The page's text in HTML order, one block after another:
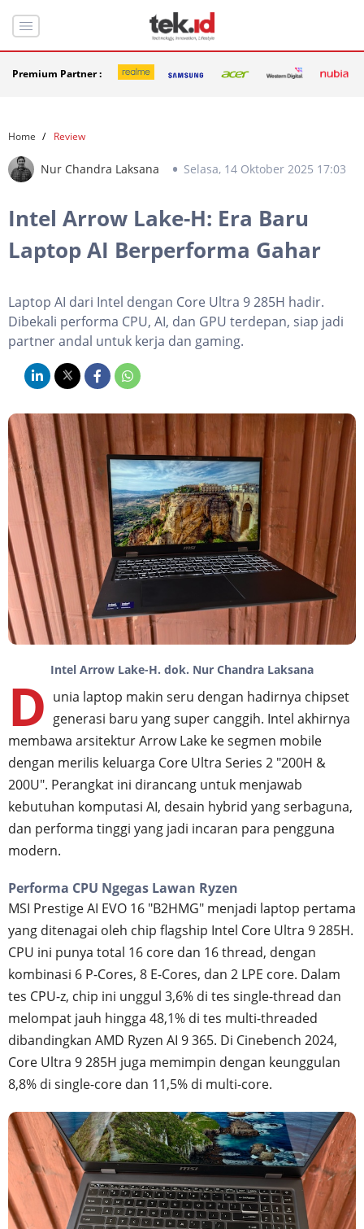
Premium Partner :
Home Review
Nur Chandra Laksana Selasa, 14 Oktober 2025 17:03
Intel Arrow Lake-H: Era Baru
Laptop AI Berperforma Gahar
Laptop AI dari Intel dengan Core Ultra 9 285H hadir.
Dibekali performa CPU, AI, dan GPU terdepan, siap jadi
partner andal untuk kerja dan gaming.
Intel Arrow Lake-H. dok. Nur Chandra Laksana
D unia laptop makin seru dengan hadirnya chipset
generasi baru yang super canggih. Intel akhirnya
membawa arsitektur Arrow Lake ke segmen mobile
dengan merilis keluarga Core Ultra Series 2 "200H &
200U". Perangkat ini dirancang untuk menjawab
kebutuhan komputasi AI, desain hybrid yang serbaguna,
dan performa tinggi yang jadi incaran para pengguna
modern.
Performa CPU Ngegas Lawan Ryzen
MSI Prestige AI EVO 16 "B2HMG" menjadi laptop pertama
yang ditenagai oleh chip flagship Intel Core Ultra 9 285H.
CPU ini punya total 16 core dan 16 thread, dengan
kombinasi 6 P-Cores, 8 E-Cores, dan 2 LPE core. Dalam
tes CPU-z, chip ini unggul 3,6% di tes single-thread dan
melompat jauh hingga 48,1% di tes multi-threaded
dibandingkan AMD Ryzen AI 9 365. Di Cinebench 2024,
Core Ultra 9 285H juga memimpin dengan keunggulan
8,8% di single-core dan 11,5% di multi-core.